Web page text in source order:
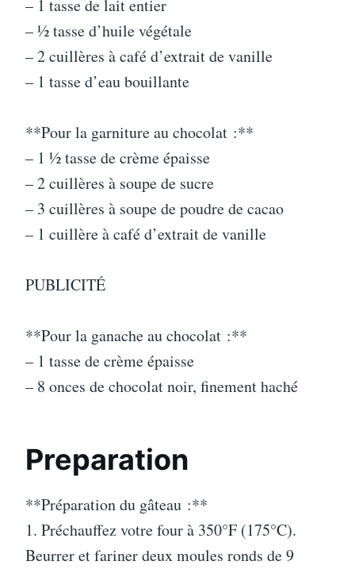
– 1 tasse de lait entier
– ½ tasse d’huile végétale
– 2 cuillères à café d’extrait de vanille
– 1 tasse d’eau bouillante
**Pour la garniture au chocolat :**
– 1 ½ tasse de crème épaisse
– 2 cuillères à soupe de sucre
– 3 cuillères à soupe de poudre de cacao
– 1 cuillère à café d’extrait de vanille
PUBLICITÉ
**Pour la ganache au chocolat :**
– 1 tasse de crème épaisse
– 8 onces de chocolat noir, finement haché
Preparation
**Préparation du gâteau :**
1. Préchauffez votre four à 350°F (175°C).
Beurrer et fariner deux moules ronds de 9